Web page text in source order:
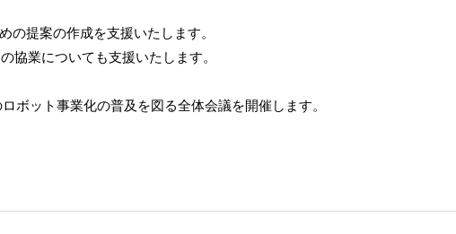
提案の作成を支援いたします。
業についても支援いたします。
ット事業化の普及を図る全体会議を開催します。